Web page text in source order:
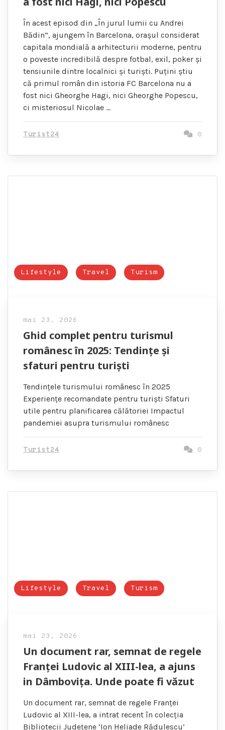
În acest episod din „În jurul lumii cu Andrei
Bădin”, ajungem în Barcelona, orașul considerat
capitala mondială a arhitecturii moderne, pentru
o poveste incredibilă despre fotbal, exil, poker și
tensiunile dintre localnici și turiști. Puțini știu
că primul român din istoria FC Barcelona nu a
fost nici Gheorghe Hagi, nici Gheorghe Popescu,
ci misteriosul Nicolae …
Turist24 0
Lifestyle Travel Turism
mai 23, 2026
Ghid complet pentru turismul
românesc în 2025: Tendințe și
sfaturi pentru turiști
Tendințele turismului românesc în 2025
Experiențe recomandate pentru turiști Sfaturi
utile pentru planificarea călătoriei Impactul
pandemiei asupra turismului românesc
Turist24 0
Lifestyle Travel Turism
mai 23, 2026
Un document rar, semnat de regele
Franței Ludovic al XIII-lea, a ajuns
in Dâmbovița. Unde poate fi văzut
Un document rar, semnat de regele Franței
Ludovic al XIII-lea, a intrat recent în colecția
Bibliotecii Județene ‘Ion Heliade Rădulescu’